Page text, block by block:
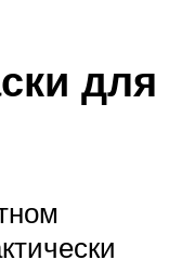
для